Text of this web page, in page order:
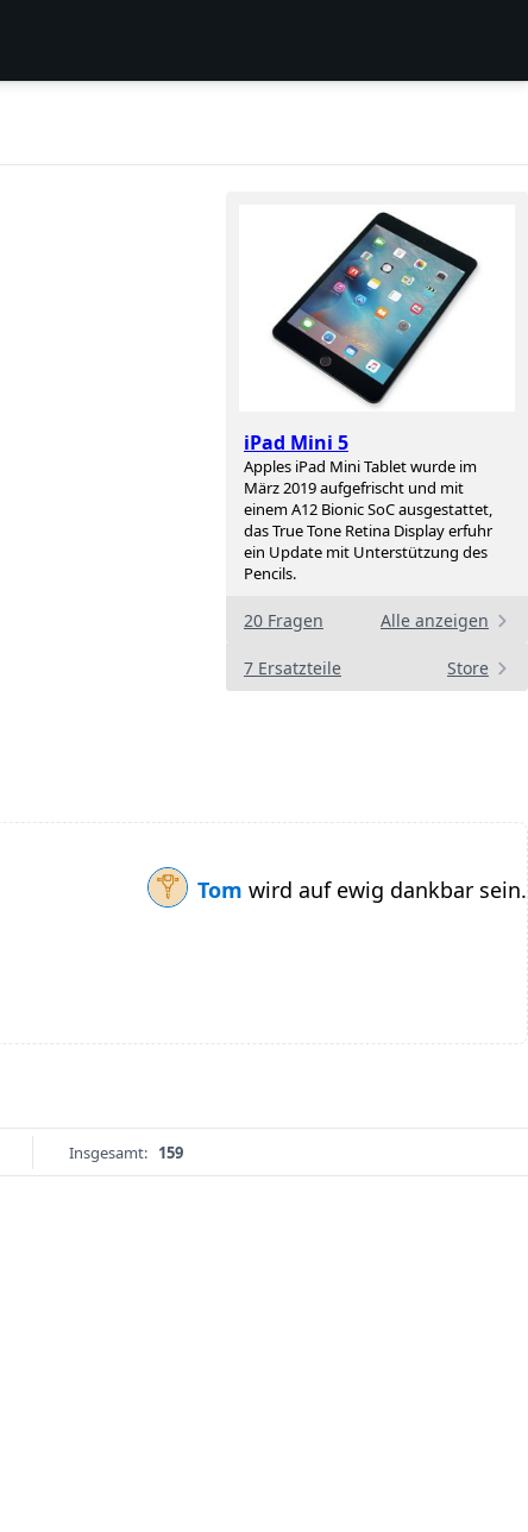
iPad Mini 5
Apples iPad Mini Tablet wurde im
März 2019 aufgefrischt und mit
einem A12 Bionic SoC ausgestattet,
das True Tone Retina Display erfuhr
ein Update mit Unterstützung des
Pencils.
20 Fragen Alle anzeigen
7 Ersatzteile Store
Tom wird auf ewig dankbar sein.
Insgesamt: 159